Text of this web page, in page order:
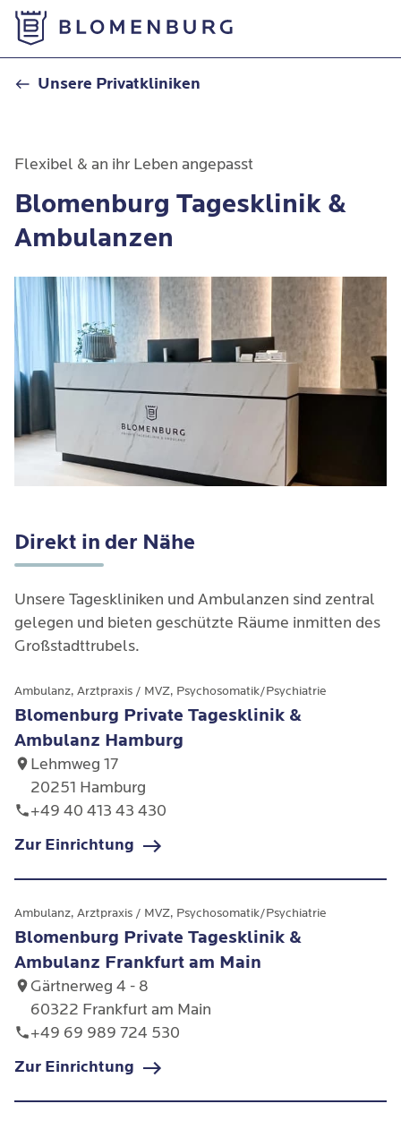
Unsere Privatkliniken
Flexibel & an ihr Leben angepasst
Blomenburg Tagesklinik &
Ambulanzen
Direkt in der Nähe
Unsere Tageskliniken und Ambulanzen sind zentral
gelegen und bieten geschützte Räume inmitten des
Großstadttrubels.
Ambulanz, Arztpraxis / MVZ, Psychosomatik/Psychiatrie
Blomenburg Private Tagesklinik &
Ambulanz Hamburg
Lehmweg 17
20251 Hamburg
+49 40 413 43 430
Zur Einrichtung
Ambulanz, Arztpraxis / MVZ, Psychosomatik/Psychiatrie
Blomenburg Private Tagesklinik &
Ambulanz Frankfurt am Main
Gärtnerweg 4 - 8
60322 Frankfurt am Main
+49 69 989 724 530
Zur Einrichtung